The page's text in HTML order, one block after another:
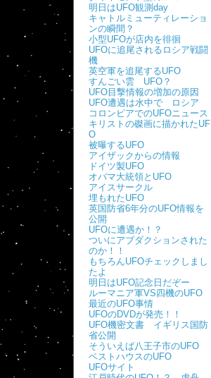
明日はUFO観測day
キャトルミューティレーショ
ンの瞬間？
小型UFOが店内を徘徊
UFOに追尾されるロシア戦闘
機
英空軍を追尾するUFO
すんごい雲 UFO？
UFO目撃情報の増加の原因
UFO遭遇は水中で ロシア
コロンビアでのUFOニュース
キリストの磔画に描かれたUF
O
被曝するUFO
アイザックからの情報
ドイツ製UFO
オバマ大統領とUFO
アイスサークル
埋もれたUFO
英国防省6年分のUFO情報を
公開
UFOに遭遇か！？
ついにアブダクションされた
のか！！
もちろんUFOチェックしまし
たよ
明日はUFO記念日だぞー
ルーマニア軍VS四機のUFO
最近のUFO事情
UFOのDVDが発売！！
UFO機密文書 イギリス国防
省公開
そういえば八王子市のUFO
ベストハウスのUFO
UFOサイト